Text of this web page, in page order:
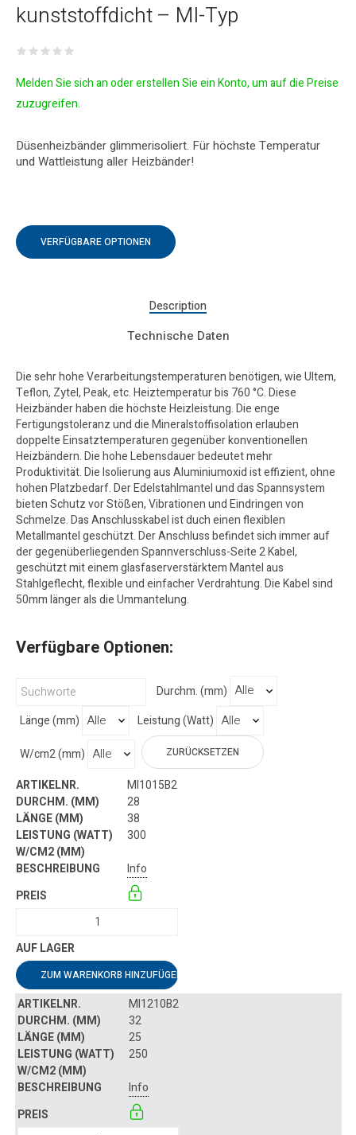
kunststoffdicht – MI-Typ
Melden Sie sich an oder erstellen Sie ein Konto, um auf die Preise
zuzugreifen.
Düsenheizbänder glimmerisoliert. Für höchste Temperatur
und Wattleistung aller Heizbänder!
VERFÜGBARE OPTIONEN
Description
Technische Daten
Die sehr hohe Verarbeitungstemperaturen benötigen, wie Ultem,
Teflon, Zytel, Peak, etc. Heiztemperatur bis 760 °C. Diese
Heizbänder haben die höchste Heizleistung. Die enge
Fertigungstoleranz und die Mineralstoffisolation erlauben
doppelte Einsatztemperaturen gegenüber konventionellen
Heizbändern. Die hohe Lebensdauer bedeutet mehr
Produktivität. Die Isolierung aus Aluminiumoxid ist effizient, ohne
hohen Platzbedarf. Der Edelstahlmantel und das Spannsystem
bieten Schutz vor Stößen, Vibrationen und Eindringen von
Schmelze. Das Anschlusskabel ist duch einen flexiblen
Metallmantel geschützt. Der Anschluss befindet sich immer auf
der gegenüberliegenden Spannverschluss-Seite 2 Kabel,
geschützt mit einem glasfaserverstärktem Mantel aus
Stahlgeflecht, flexible und einfacher Verdrahtung. Die Kabel sind
50mm länger als die Ummantelung.
Verfügbare Optionen:
Durchm. (mm)
Länge (mm)
Leistung (Watt)
W/cm2 (mm)
ZURÜCKSETZEN
MI1015B2
28
38
300
Info
ZUM WARENKORB HINZUFÜGEN
MI1210B2
32
25
250
Info